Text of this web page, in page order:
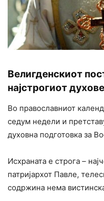
Велигденскиот
најстрогиот
Во православниот
седум недели и
духовна подготовка за
Исхраната е строга –
патријархот Павле,
содржина нема